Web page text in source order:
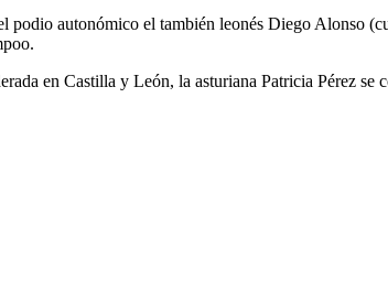
podio autonómico el también leonés Diego Alonso
en Castilla y León, la asturiana Patricia Pérez se